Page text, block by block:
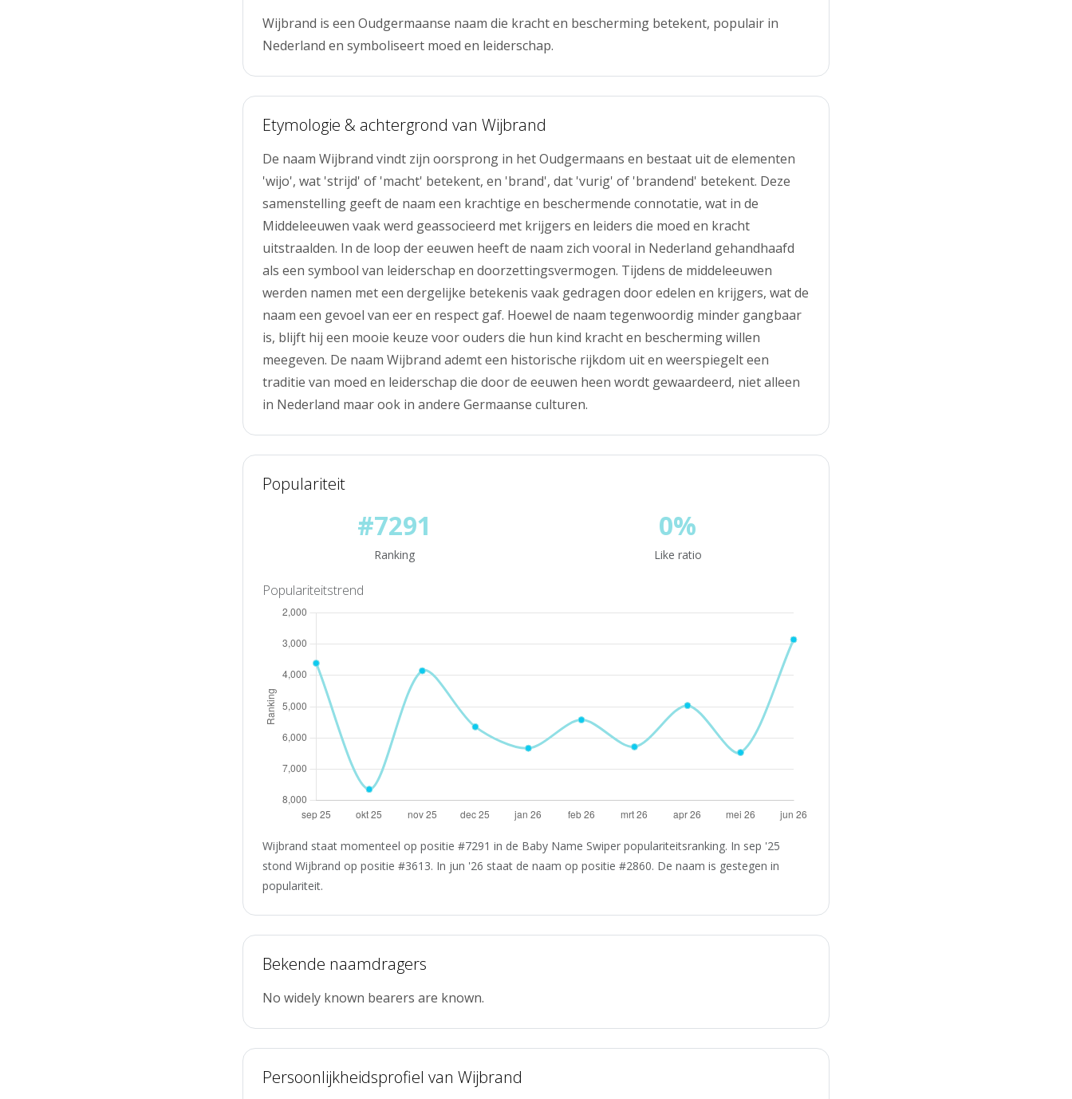
Wijbrand is een Oudgermaanse naam die kracht en bescherming betekent, populair in
Nederland en symboliseert moed en leiderschap.
Etymologie & achtergrond van Wijbrand
De naam Wijbrand vindt zijn oorsprong in het Oudgermaans en bestaat uit de elementen
'wijo', wat 'strijd' of 'macht' betekent, en 'brand', dat 'vurig' of 'brandend' betekent. Deze
samenstelling geeft de naam een krachtige en beschermende connotatie, wat in de
Middeleeuwen vaak werd geassocieerd met krijgers en leiders die moed en kracht
uitstraalden. In de loop der eeuwen heeft de naam zich vooral in Nederland gehandhaafd
als een symbool van leiderschap en doorzettingsvermogen. Tijdens de middeleeuwen
werden namen met een dergelijke betekenis vaak gedragen door edelen en krijgers, wat de
naam een gevoel van eer en respect gaf. Hoewel de naam tegenwoordig minder gangbaar
is, blijft hij een mooie keuze voor ouders die hun kind kracht en bescherming willen
meegeven. De naam Wijbrand ademt een historische rijkdom uit en weerspiegelt een
traditie van moed en leiderschap die door de eeuwen heen wordt gewaardeerd, niet alleen
in Nederland maar ook in andere Germaanse culturen.
Populariteit
#7291
Ranking
0%
Like ratio
Populariteitstrend
Wijbrand staat momenteel op positie #7291 in de Baby Name Swiper populariteitsranking. In sep '25
stond Wijbrand op positie #3613. In jun '26 staat de naam op positie #2860. De naam is gestegen in
populariteit.
Bekende naamdragers
No widely known bearers are known.
Persoonlijkheidsprofiel van Wijbrand